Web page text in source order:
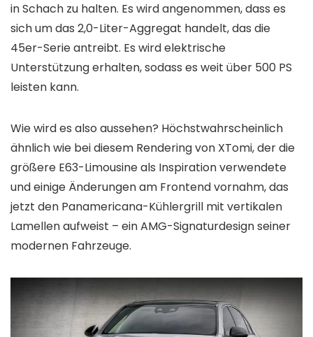
in Schach zu halten. Es wird angenommen, dass es
sich um das 2,0-Liter-Aggregat handelt, das die
45er-Serie antreibt. Es wird elektrische
Unterstützung erhalten, sodass es weit über 500 PS
leisten kann.
Wie wird es also aussehen? Höchstwahrscheinlich
ähnlich wie bei diesem Rendering von XTomi, der die
größere E63-Limousine als Inspiration verwendete
und einige Änderungen am Frontend vornahm, das
jetzt den Panamericana-Kühlergrill mit vertikalen
Lamellen aufweist – ein AMG-Signaturdesign seiner
modernen Fahrzeuge.